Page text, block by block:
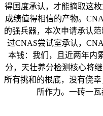
得国度承认，才能摘取这
成绩值得相信的产物。
的强兵器，本次申请承认
过CNAS尝试室承认，
本钱：我们，且近两年内
分，天壮养分检测核心将
所有挑和的根底，没有侥
所作力。一砖一瓦